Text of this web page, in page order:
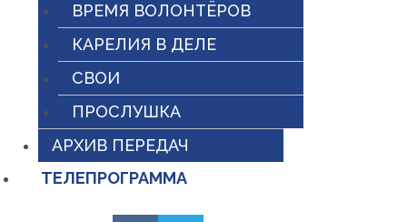
ВРЕМЯ ВОЛОНТЁРОВ
КАРЕЛИЯ В ДЕЛЕ
СВОИ
ПРОСЛУШКА
АРХИВ ПЕРЕДАЧ
ТЕЛЕПРОГРАММА